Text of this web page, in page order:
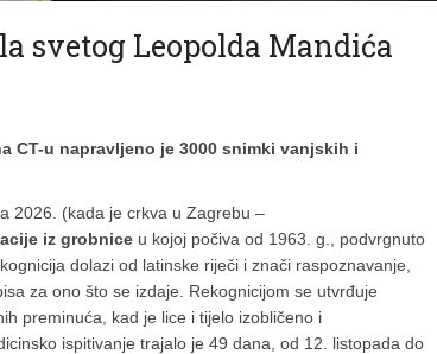
svetog Leopolda Mandića
CT-u napravljeno je 3000 snimki vanjskih i
2026. (kada je crkva u Zagrebu –
iz grobnice u kojoj počiva od 1963. g., podvrgnuto
dolazi od latinske riječi i znači raspoznavanje,
za ono što se izdaje. Rekognicijom se utvrđuje
preminuća, kad je lice i tijelo izobličeno i
ispitivanje trajalo je 49 dana, od 12. listopada do